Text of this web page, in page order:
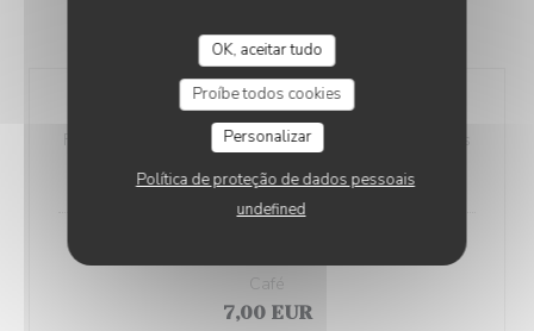
OK, aceitar tudo
Proíbe todos cookies
Personalizar
Política de proteção de dados pessoais
undefined
Cannoli
Fourré à la Ricotta sucré avec des éclats de pistaches
7,00 EUR
Café
7,00 EUR